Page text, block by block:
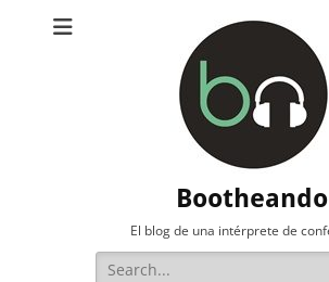
Bootheando
El blog de una intérprete de
Buscar: